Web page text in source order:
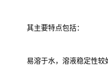
其主要特点包括：
易溶于水，溶液稳定性较